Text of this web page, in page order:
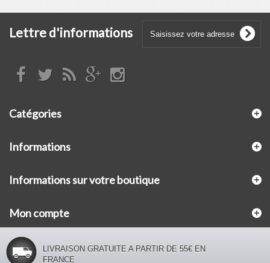
Lettre d'informations
Catégories
Informations
Informations sur votre boutique
Mon compte
LIVRAISON GRATUITE A PARTIR DE 55€ EN
FRANCE